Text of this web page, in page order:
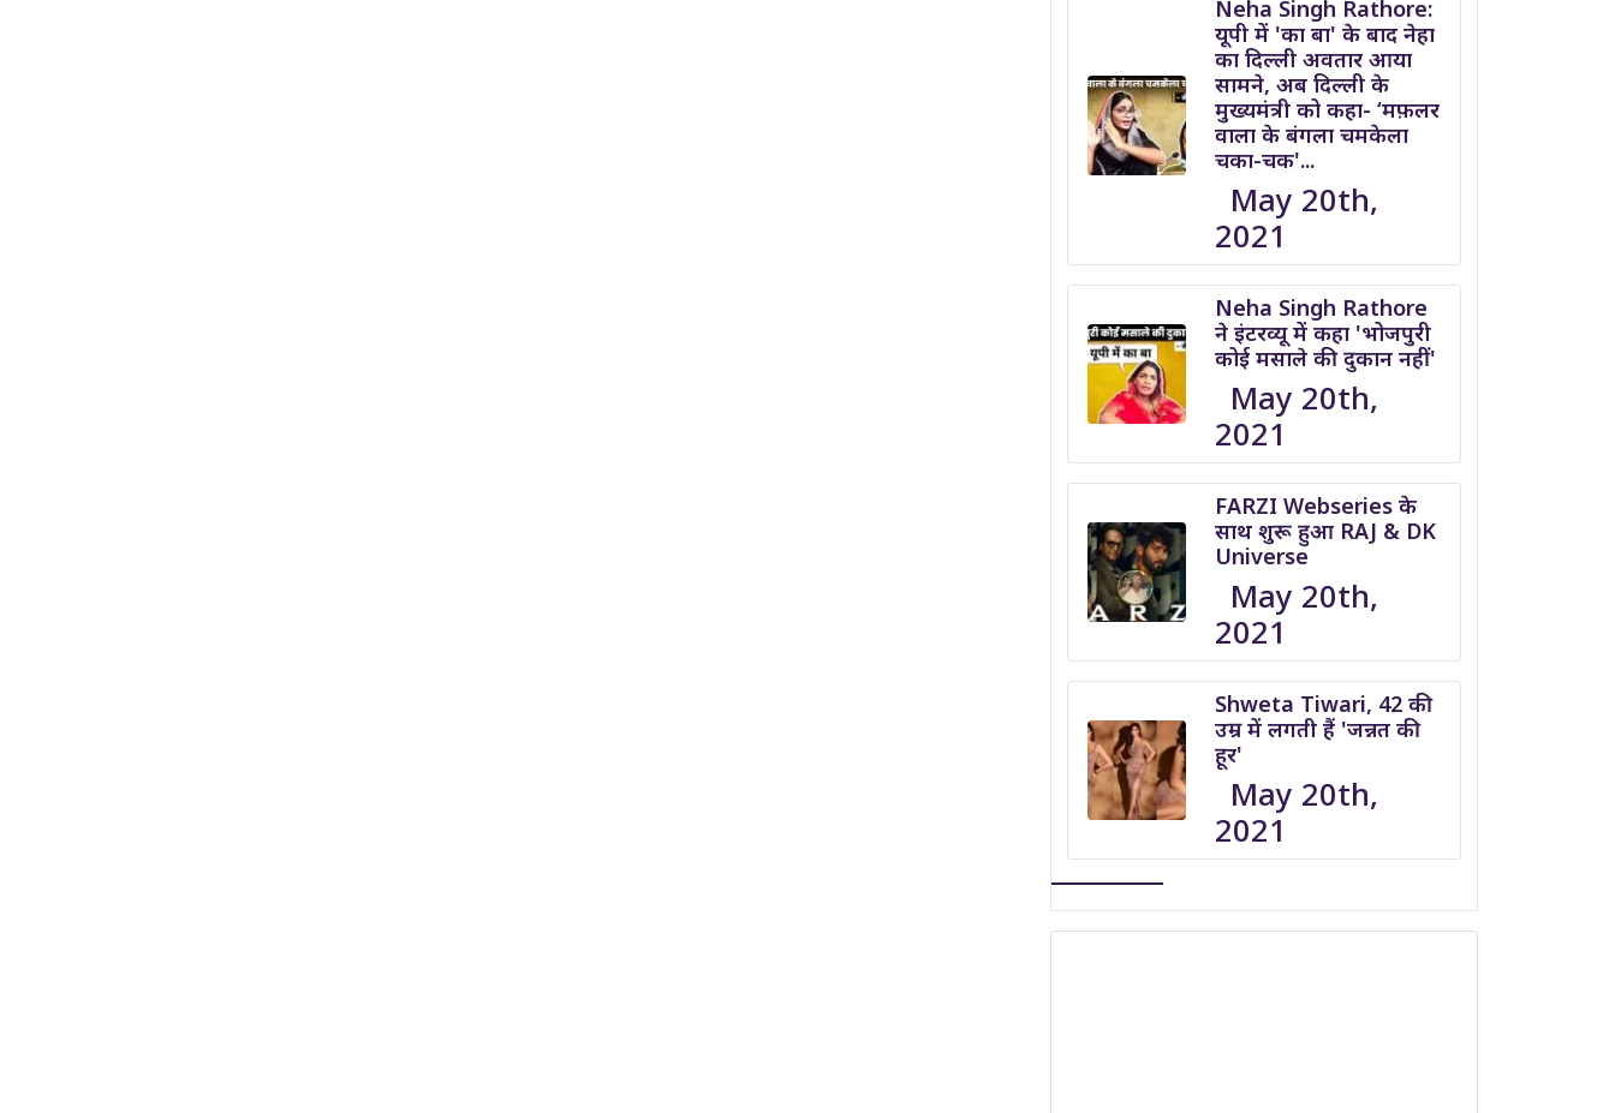
Neha Singh Rathore:
यूपी में 'का बा' के बाद नेहा
का दिल्ली अवतार आया
सामने, अब दिल्ली के
मुख्यमंत्री को कहा- ‘मफ़लर
वाला के बंगला चमकेला
चका-चक'...
May 20th,
2021
Neha Singh Rathore
ने इंटरव्यू में कहा 'भोजपुरी
कोई मसाले की दुकान नहीं'
May 20th,
2021
FARZI Webseries के
साथ शुरू हुआ RAJ & DK
Universe
May 20th,
2021
Shweta Tiwari, 42 की
उम्र में लगती हैं 'जन्नत की
हूर'
May 20th,
2021